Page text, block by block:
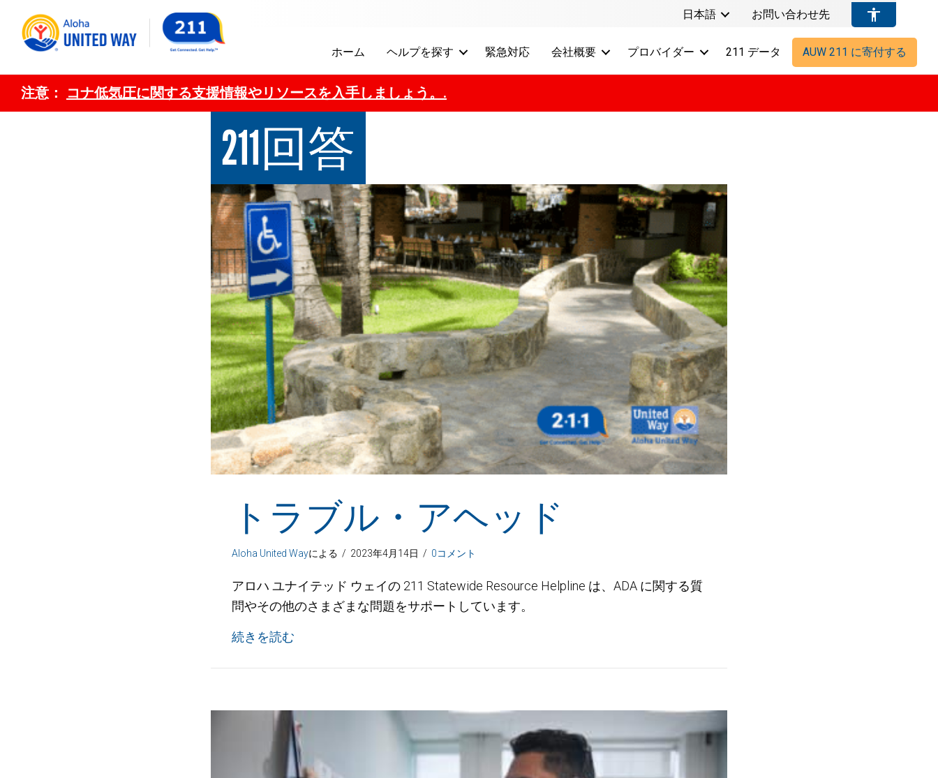
日本語 お問い合わせ先
ホーム ヘルプを探す 緊急対応 会社概要 プロバイダー 211 データ AUW 211 に寄付する
注意： コナ低気圧に関する支援情報やリソースを入手しましょう。.
211回答
トラブル・アヘッド
Aloha United Wayによる / 2023年4月14日 / 0コメント
アロハ ユナイテッド ウェイの 211 Statewide Resource Helpline は、ADA に関する質
問やその他のさまざまな問題をサポートしています。
続きを読む